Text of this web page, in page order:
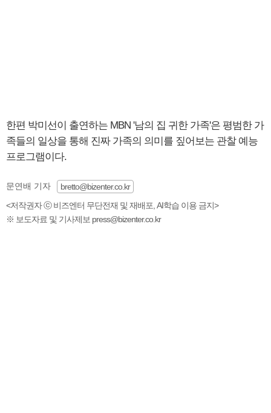
한편 박미선이 출연하는 MBN '남의 집 귀한 가족'은 평범한 가
족들의 일상을 통해 진짜 가족의 의미를 짚어보는 관찰 예능
프로그램이다.
문연배 기자
bretto@bizenter.co.kr
<저작권자 ⓒ 비즈엔터 무단전재 및 재배포, AI학습 이용 금지>
※ 보도자료 및 기사제보 press@bizenter.co.kr